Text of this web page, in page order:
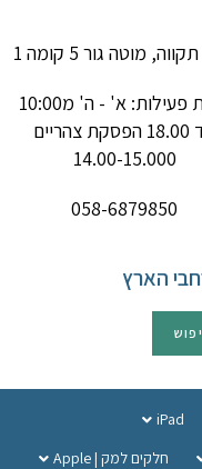
מוטה גור 5 קומה 1
שעות פעילות: א' - ה' מ10:00
עד 18.00 הפסקת צהריים
14.00-15.000
058-6879850
הארץ
iPad
חלקים למק | Apple